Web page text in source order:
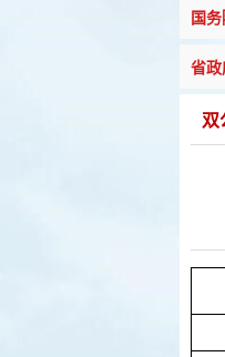
国务
省政
双